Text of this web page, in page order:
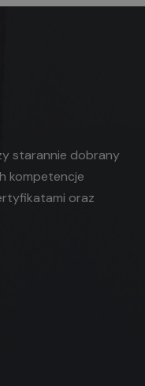
starannie dobrany
kompetencje
oraz